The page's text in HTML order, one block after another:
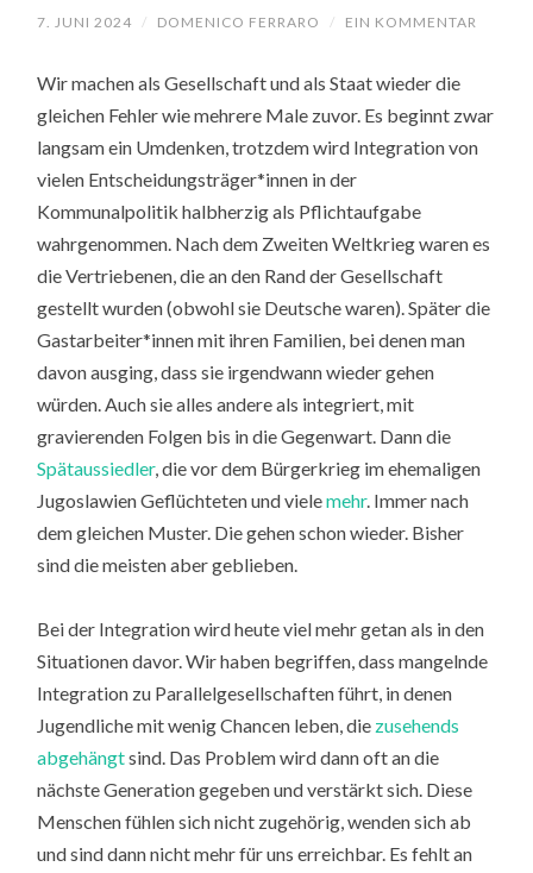
7. JUNI 2024 / DOMENICO FERRARO / EIN KOMMENTAR
Wir machen als Gesellschaft und als Staat wieder die
gleichen Fehler wie mehrere Male zuvor. Es beginnt zwar
langsam ein Umdenken, trotzdem wird Integration von
vielen Entscheidungsträger*innen in der
Kommunalpolitik halbherzig als Pflichtaufgabe
wahrgenommen. Nach dem Zweiten Weltkrieg waren es
die Vertriebenen, die an den Rand der Gesellschaft
gestellt wurden (obwohl sie Deutsche waren). Später die
Gastarbeiter*innen mit ihren Familien, bei denen man
davon ausging, dass sie irgendwann wieder gehen
würden. Auch sie alles andere als integriert, mit
gravierenden Folgen bis in die Gegenwart. Dann die
Spätaussiedler, die vor dem Bürgerkrieg im ehemaligen
Jugoslawien Geflüchteten und vielemehr. Immer nach
dem gleichen Muster. Die gehen schon wieder. Bisher
sind die meisten aber geblieben.
Bei der Integration wird heute viel mehr getan als in den
Situationen davor. Wir haben begriffen, dass mangelnde
Integration zu Parallelgesellschaften führt, in denen
Jugendliche mit wenig Chancen leben, die zusehends
abgehängtsind. Das Problem wird dann oft an die
nächste Generation gegeben und verstärkt sich. Diese
Menschen fühlen sich nicht zugehörig, wenden sich ab
und sind dann nicht mehr für uns erreichbar. Es fehlt an